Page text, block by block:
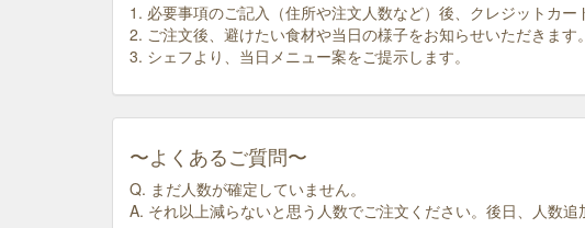
1. 必要事項のご記入（住所や注文人数など）後、クレジットカー
2. ご注文後、避けたい食材や当日の様子をお知らせいただきます。
3. シェフより、当日メニュー案をご提示します。
〜よくあるご質問〜
Q. まだ人数が確定していません。
A. それ以上減らないと思う人数でご注文ください。後日、人数追